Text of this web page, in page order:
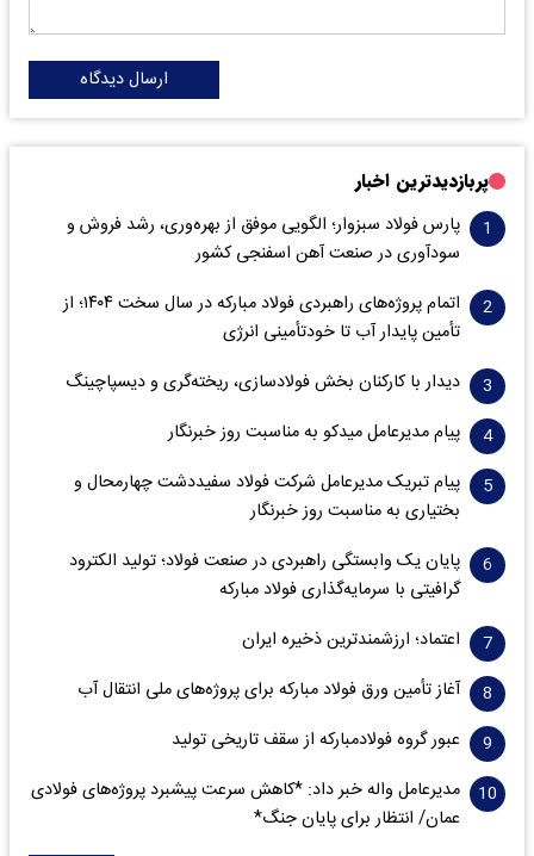
ارسال دیدگاه
پربازدیدترین اخبار
پارس فولاد سبزوار؛ الگویی موفق از بهره‌وری، رشد فروش و
سود‌آوری در صنعت آهن اسفنجی کشور
اتمام پروژه‌های راهبردی فولاد مبارکه در سال سخت ۱۴۰۴؛ از
تأمین پایدار آب تا خودتأمینی انرژی
دیدار با کارکنان بخش فولادسازی، ریخته‌گری و دیسپاچینگ
پیام مدیرعامل میدکو به مناسبت روز خبرنگار
پیام تبریک مدیرعامل شرکت فولاد سفیددشت چهارمحال و
بختیاری به مناسبت روز خبرنگار
پایان یک وابستگی راهبردی در صنعت فولاد؛ تولید الکترود
گرافیتی با سرمایه‌گذاری فولاد مبارکه
اعتماد؛ ارزشمندترین ذخیره ایران
آغاز تأمین ورق فولاد مبارکه برای پروژه‌های ملی انتقال آب
عبور گروه فولادمبارکه از سقف تاریخی تولید
مدیرعامل واله خبر داد: *کاهش سرعت پیشبرد پروژه‌های فولادی
عمان/ انتظار برای پایان جنگ*